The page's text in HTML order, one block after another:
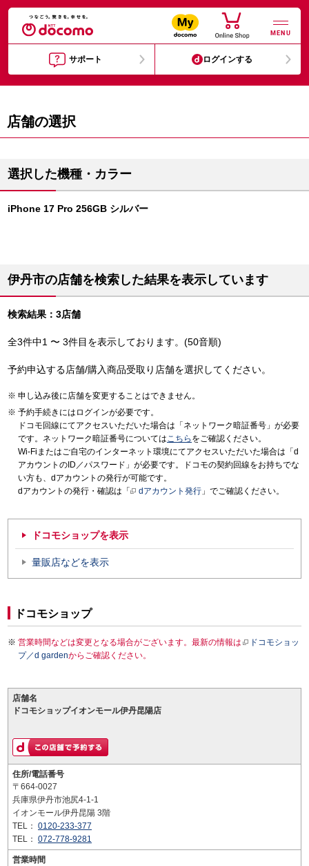
MENU
サポート ログインする
店舗の選択
選択した機種・カラー
iPhone 17 Pro 256GB シルバー
伊丹市の店舗を検索した結果を表示しています
検索結果：3店舗
全3件中1 〜 3件目を表示しております。(50音順)
予約申込する店舗/購入商品受取り店舗を選択してください。
申し込み後に店舗を変更することはできません。
予約手続きにはログインが必要です。
ドコモ回線にてアクセスいただいた場合は「ネットワーク暗証番号」が必要
です。ネットワーク暗証番号についてはこちら をご確認ください。
Wi-Fiまたはご自宅のインターネット環境にてアクセスいただいた場合は「d
アカウントのID／パスワード」が必要です。ドコモの契約回線をお持ちでな
い方も、dアカウントの発行が可能です。
dアカウントの発行・確認は「
dアカウント発行 」でご確認ください。
ドコモショップを表示
量販店などを表示
ドコモショップ
営業時間などは変更となる場合がございます。最新の情報は
ドコモショッ
プ／d gardenからご確認ください。
店舗名
ドコモショップイオンモール伊丹昆陽店
住所/電話番号
〒664-0027
兵庫県伊丹市池尻4-1-1
イオンモール伊丹昆陽 3階
TEL： 0120-233-377
TEL： 072-778-9281
営業時間